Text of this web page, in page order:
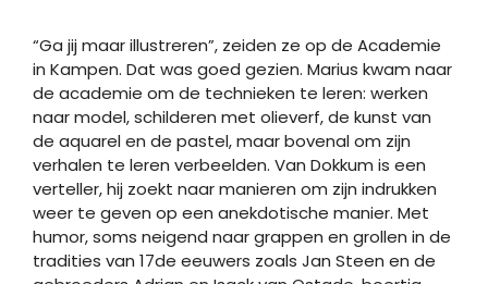
“Ga jij maar illustreren”, zeiden ze op de Academie
in Kampen. Dat was goed gezien. Marius kwam naar
de academie om de technieken te leren: werken
naar model, schilderen met olieverf, de kunst van
de aquarel en de pastel, maar bovenal om zijn
verhalen te leren verbeelden. Van Dokkum is een
verteller, hij zoekt naar manieren om zijn indrukken
weer te geven op een anekdotische manier. Met
humor, soms neigend naar grappen en grollen in de
tradities van 17de eeuwers zoals Jan Steen en de